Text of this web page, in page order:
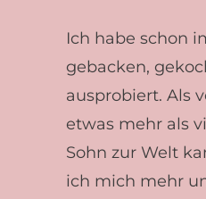
Ich habe schon
gebacken,
ausprobiert. Als
etwas mehr als
Sohn zur Welt
ich mich mehr